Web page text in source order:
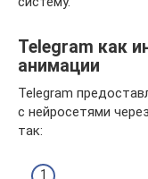
Telegram как
анимации
Telegram
с нейросетями
так: